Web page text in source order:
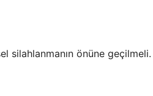
silahlanmanın önüne